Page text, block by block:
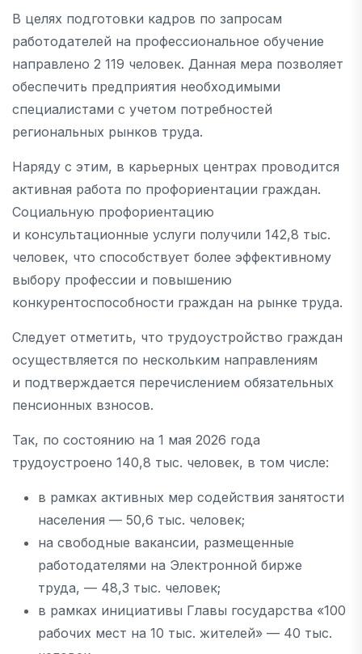
В целях подготовки кадров по запросам
работодателей на профессиональное обучение
направлено 2 119 человек. Данная мера позволяет
обеспечить предприятия необходимыми
специалистами с учетом потребностей
региональных рынков труда.
Наряду с этим, в карьерных центрах проводится
активная работа по профориентации граждан.
Социальную профориентацию
и консультационные услуги получили 142,8 тыс.
человек, что способствует более эффективному
выбору профессии и повышению
конкурентоспособности граждан на рынке труда.
Следует отметить, что трудоустройство граждан
осуществляется по нескольким направлениям
и подтверждается перечислением обязательных
пенсионных взносов.
Так, по состоянию на 1 мая 2026 года
трудоустроено 140,8 тыс. человек, в том числе:
в рамках активных мер содействия занятости
населения — 50,6 тыс. человек;
на свободные вакансии, размещенные
работодателями на Электронной бирже
труда, — 48,3 тыс. человек;
в рамках инициативы Главы государства «100
рабочих мест на 10 тыс. жителей» — 40 тыс.